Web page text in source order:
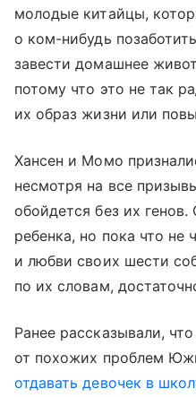
молодые китайцы,
о ком-нибудь
завести домашнее
потому что это не так
их образ жизни или
Хансен и Момо
несмотря на все
обойдется без их
ребенка, но пока что не
и любви своих шести
по их словам,
Ранее рассказывали,
от похожих проблем
отдавать девочек в